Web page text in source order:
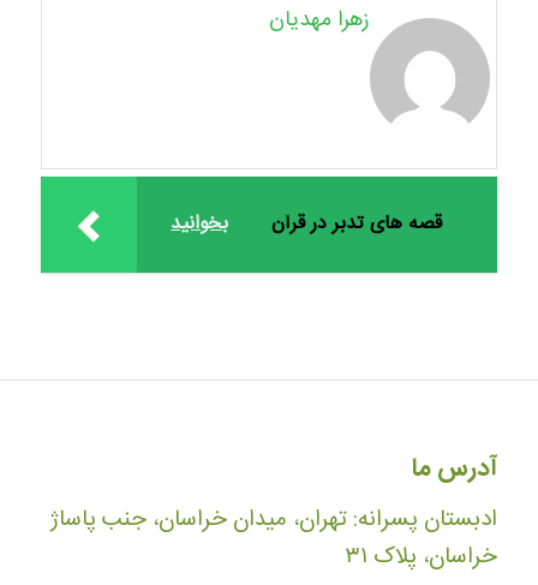
زهرا مهدیان
بخوانید قصه های تدبر در قرآن
آدرس ما
ادبستان پسرانه: تهران، میدان خراسان، جنب پاساژ
خراسان، پلاک ۳۱